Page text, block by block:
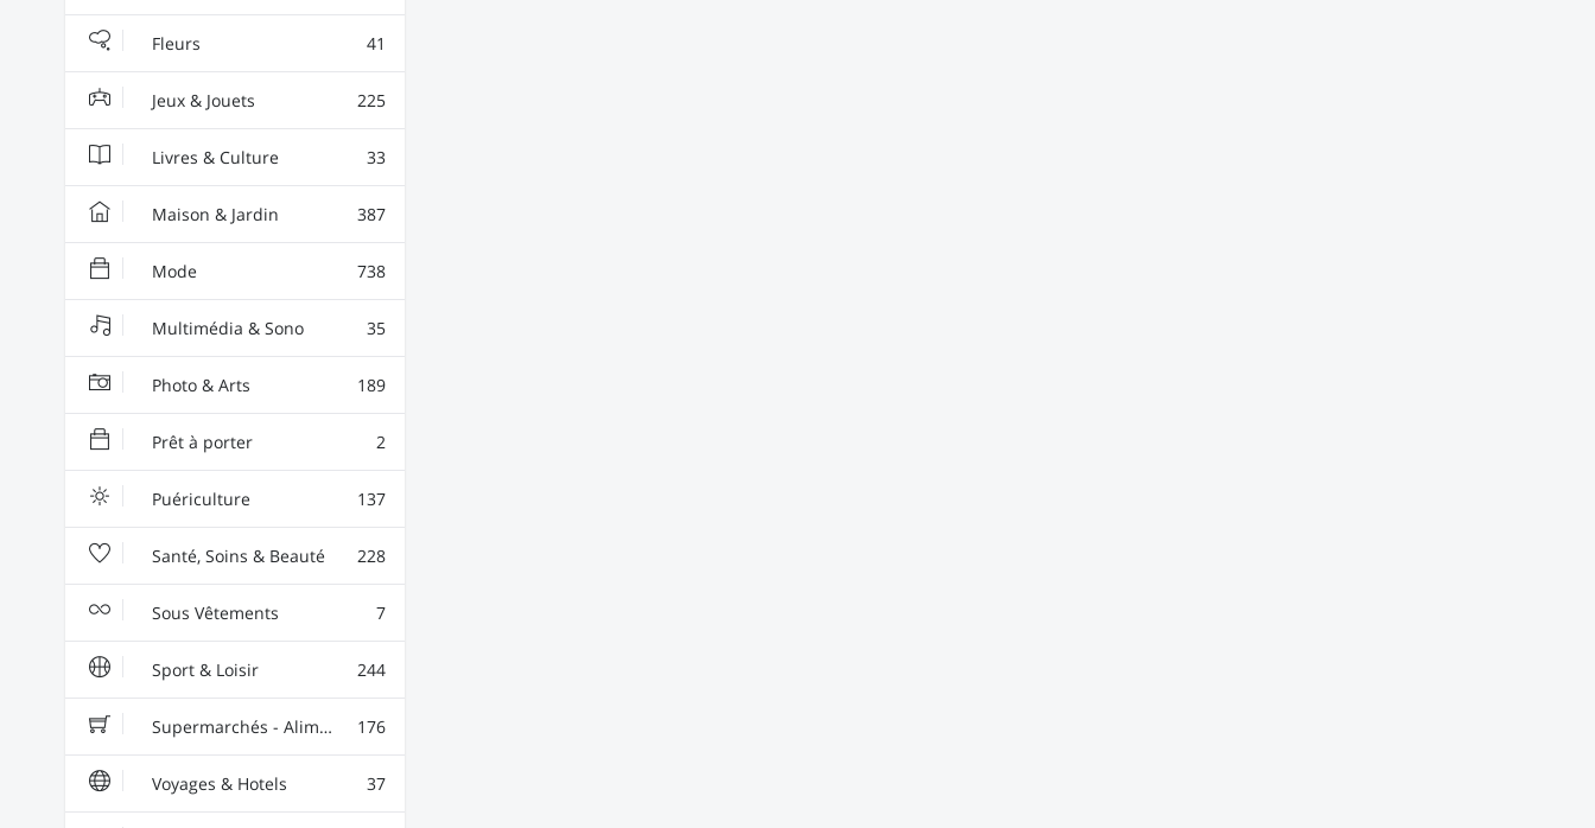
Fleurs 41
Jeux & Jouets 225
Livres & Culture 33
Maison & Jardin 387
Mode 738
Multimédia & Sono 35
Photo & Arts 189
Prêt à porter 2
Puériculture 137
Santé, Soins & Beauté 228
Sous Vêtements 7
Sport & Loisir 244
Supermarchés - Alimentaire - Vin 176
Voyages & Hotels 37